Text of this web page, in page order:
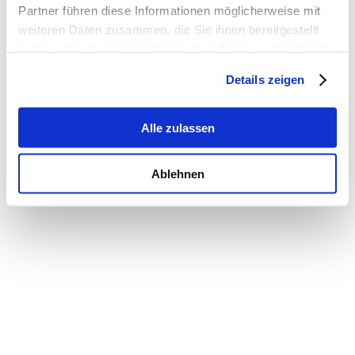
Partner führen diese Informationen möglicherweise mit
weiteren Daten zusammen, die Sie ihnen bereitgestellt
Details zeigen
Alle zulassen
Ablehnen